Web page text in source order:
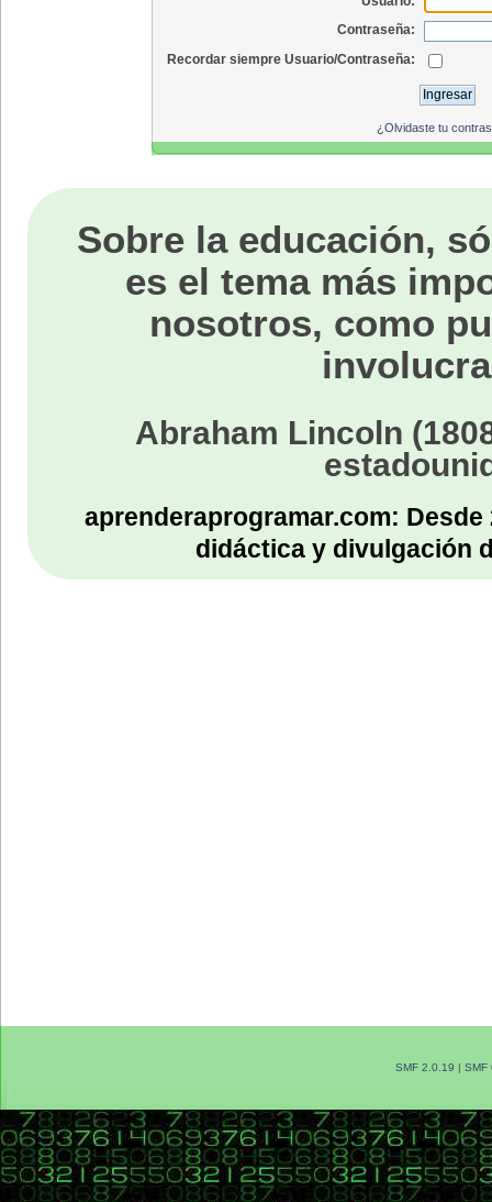
Contraseña:
Recordar siempre Usuario/Contraseña:
¿Olvidaste tu
Sobre la educación,
es el tema más
nosotros, como
Abraham Lincoln
aprenderaprogramar.com:
didáctica y divulgación
SMF 2.0.19 SMF